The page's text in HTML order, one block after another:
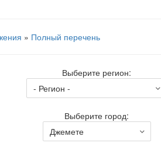
» Полный перечень
Выберите регион:
Выберите город: